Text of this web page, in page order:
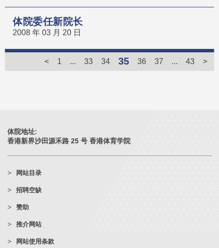
体院委任新院长
2008 年 03 月 20 日
< 1 ... 33 34 35 36 37 ... 43 >
体院地址:
香港新界沙田源禾路 25 号 香港体育学院
网站目录
招聘空缺
赞助
推介网站
网站使用条款